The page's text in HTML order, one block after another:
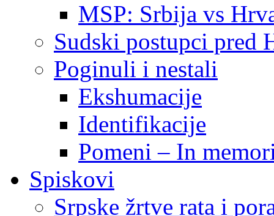
MSP: Srbija vs
Sudski postupci pred
Poginuli i nestali
Ekshumacije
Identifikacije
Pomeni – In
Spiskovi
Srpske žrtve rata i